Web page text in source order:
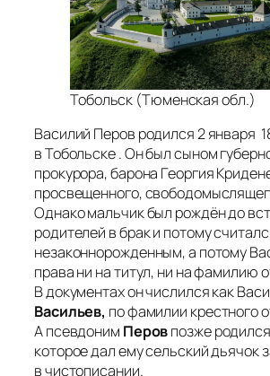
Тобольск (Тюменская обл.)
Василий Перов родился 2 января
в Тобольске. Он был сыном
прокурора, барона Георгия
просвещенного,
Однако мальчик был рождён до
родителей в брак и потому
незаконнорожденным, а потому
права ни на титул, ни на фамилию
В документах он числился как
Васильев, по фамилии крестного
А псевдоним Перовпозже
которое дал ему сельский дьячок
в чистописании.